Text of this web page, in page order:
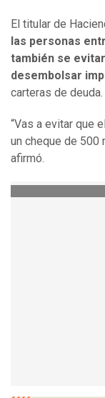
El titular de
las personas
también se
desembolsar
carteras de deuda.
“Vas a evitar que
un cheque de 500
afirmó.